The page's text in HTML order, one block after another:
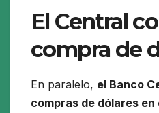
El Central
compra de
En paralelo, el Banco
compras de dólares